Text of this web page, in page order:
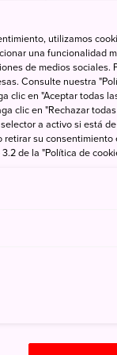
viajar a
de los
las
cambios o
utilizamos
una funcionalidad
de medios sociales.
Consulte nuestra
clic en "Aceptar todas
clic en "Rechazar
a activo si está
retirar su
de la "Política de